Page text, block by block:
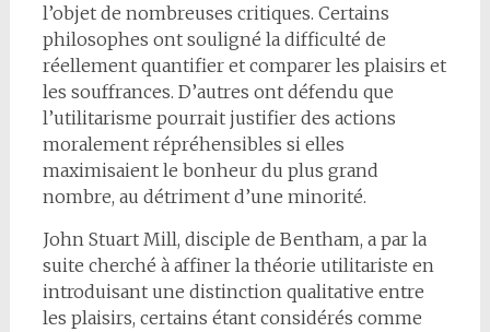
l’objet de nombreuses critiques. Certains
philosophes ont souligné la difficulté de
réellement quantifier et comparer les plaisirs et
les souffrances. D’autres ont défendu que
l’utilitarisme pourrait justifier des actions
moralement répréhensibles si elles
maximisaient le bonheur du plus grand
nombre, au détriment d’une minorité.
John Stuart Mill, disciple de Bentham, a par la
suite cherché à affiner la théorie utilitariste en
introduisant une distinction qualitative entre
les plaisirs, certains étant considérés comme